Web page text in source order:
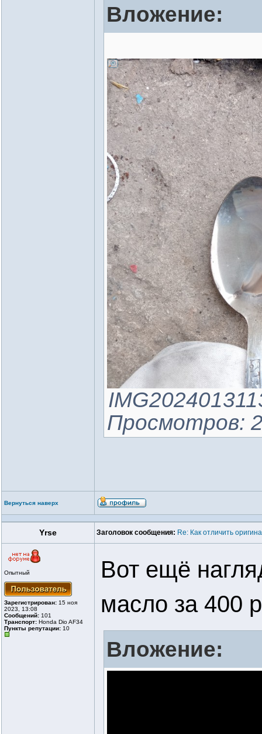
Вложение:
Просмотров:
Вернуться наверх
Yrse Заголовок сообщения: Re: Как отличить
Опытный
Зарегистрирован: 15 ноя
2023, 13:08
Сообщений: 101
Транспорт: Honda Dio AF34
Пункты репутации: 10
Вот ещё
масло за 400
Вложение: